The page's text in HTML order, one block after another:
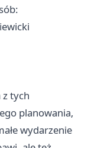
z tych
planowania,
wydarzenie